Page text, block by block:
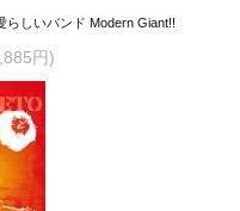
らしいバンド Modern Giant!!
円)